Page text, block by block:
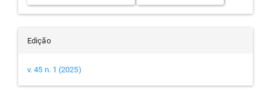
Edição
v. 45 n. 1 (2025)